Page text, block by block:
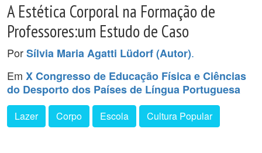
A Estética Corporal na Formação de
Professores:um Estudo de Caso
PorSílvia Maria Agatti Lüdorf (Autor).
Em X Congresso de Educação Física e Ciências
do Desporto dos Países de Língua Portuguesa
Lazer Corpo Escola Cultura Popular